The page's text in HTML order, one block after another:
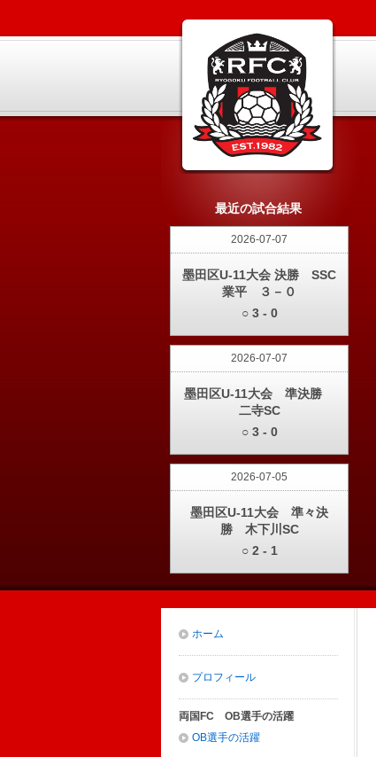
最近の試合結果
2026-07-07
墨田区U-11大会 決勝 SSC
業平 ３－０
○ 3 - 0
2026-07-07
墨田区U-11大会 準決勝
二寺SC
○ 3 - 0
2026-07-05
墨田区U-11大会 準々決
勝 木下川SC
○ 2 - 1
ホーム
プロフィール
両国FC OB選手の活躍
OB選手の活躍